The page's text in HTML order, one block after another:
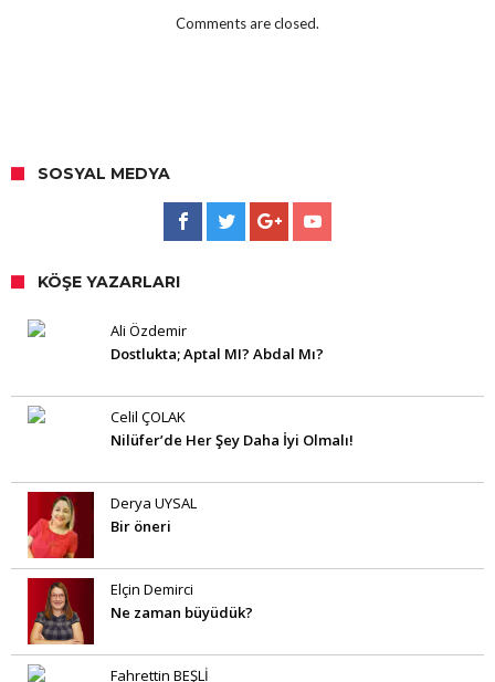
Comments are closed.
SOSYAL MEDYA
KÖŞE YAZARLARI
Ali Özdemir
Dostlukta; Aptal MI? Abdal Mı?
Celil ÇOLAK
Nilüfer’de Her Şey Daha İyi Olmalı!
Derya UYSAL
Bir öneri
Elçin Demirci
Ne zaman büyüdük?
Fahrettin BEŞLİ